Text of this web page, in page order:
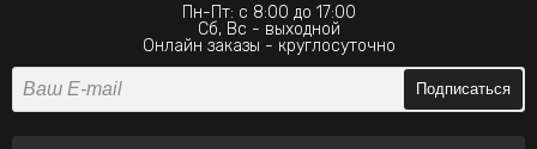
Пн-Пт: с 8:00 до 17:00
Сб, Вс - выходной
Онлайн заказы - круглосуточно
Подписаться